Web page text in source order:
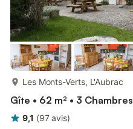
Les Monts-Verts, L'Aubrac
Gîte • 62 m² • 3 Chambres
9,1 (97 avis)